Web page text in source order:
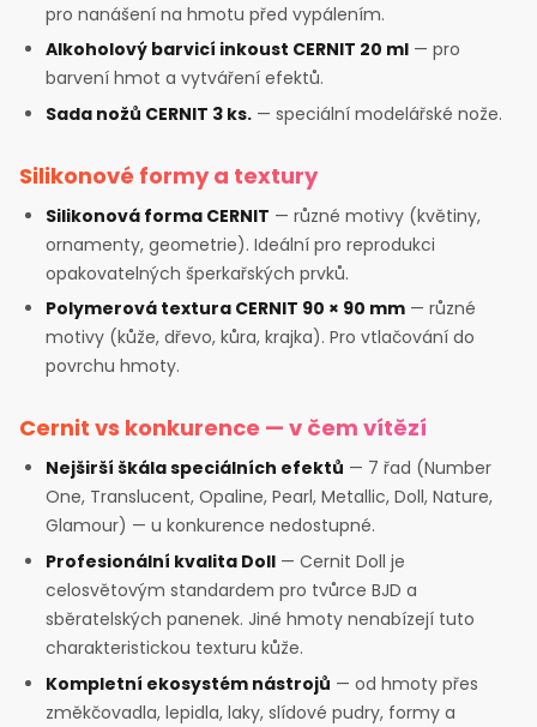
pro nanášení na hmotu před vypálením.
Alkoholový barvicí inkoust CERNIT 20 ml — pro
barvení hmot a vytváření efektů.
Sada nožů CERNIT 3 ks. — speciální modelářské nože.
Silikonové formy a textury
Silikonová forma CERNIT — různé motivy (květiny,
ornamenty, geometrie). Ideální pro reprodukci
opakovatelných šperkařských prvků.
Polymerová textura CERNIT 90 × 90 mm — různé
motivy (kůže, dřevo, kůra, krajka). Pro vtlačování do
povrchu hmoty.
Cernit vs konkurence — v čem vítězí
Nejširší škála speciálních efektů — 7 řad (Number
One, Translucent, Opaline, Pearl, Metallic, Doll, Nature,
Glamour) — u konkurence nedostupné.
Profesionální kvalita Doll — Cernit Doll je
celosvětovým standardem pro tvůrce BJD a
sběratelských panenek. Jiné hmoty nenabízejí tuto
charakteristickou texturu kůže.
Kompletní ekosystém nástrojů — od hmoty přes
změkčovadla, lepidla, laky, slídové pudry, formy a